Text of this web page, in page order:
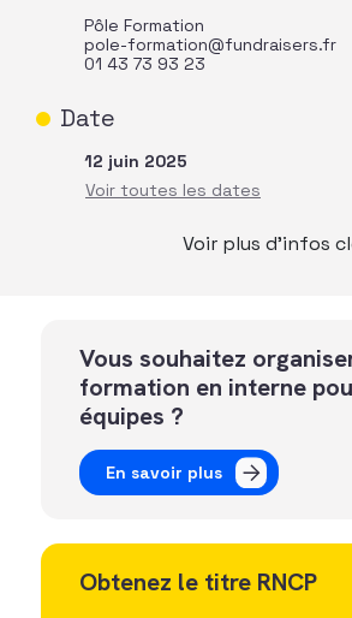
Pôle Formation
pole-formation@fundraisers.fr
01 43 73 93 23
Date
12 juin 2025
Voir plus d’infos
Vous souhaitez
formation en interne
équipes ?
En savoir plus
Obtenez le titre RNCP